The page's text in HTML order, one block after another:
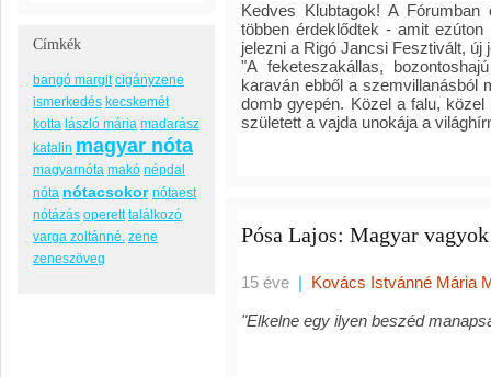
Címkék
bangó margit cigányzene
ismerkedés kecskemét
kotta lászló mária madarász
katalin magyar nóta
magyarnóta makó népdal
nóta nótacsokor nótaest
nótázás operett találkozó
varga zoltánné. zene
zeneszöveg
Kedves Klubtagok! A
többen érdeklődtek - amit
jelezni a Rigó Jancsi Fesztivált, új
"A feketeszakállas,
karaván ebből a szemvillanásból
domb gyepén. Közel a falu,
született a vajda unokája a
Pósa Lajos: Magyar vagyok
15 éve | Kovács Istvánné Mária
"Elkelne egy ilyen beszéd